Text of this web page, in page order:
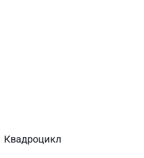
Квадроцикл